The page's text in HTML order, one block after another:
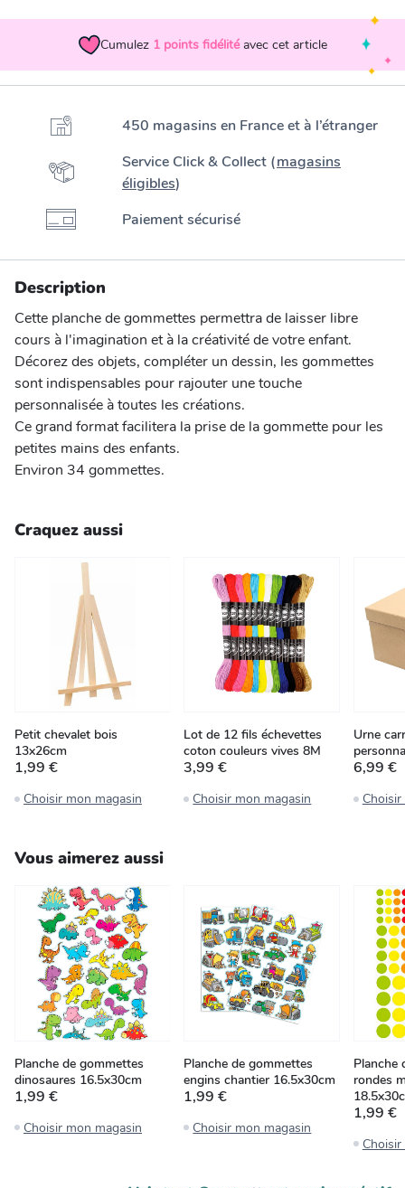
Cumulez 1 points fidélité avec cet article
450 magasins en France et à l’étranger
Service Click & Collect (magasins
éligibles)
Paiement sécurisé
Description
Cette planche de gommettes permettra de laisser libre
cours à l'imagination et à la créativité de votre enfant.
Décorez des objets, compléter un dessin, les gommettes
sont indispensables pour rajouter une touche
personnalisée à toutes les créations.
Ce grand format facilitera la prise de la gommette pour les
petites mains des enfants.
Environ 34 gommettes.
Craquez aussi
Petit chevalet bois
13x26cm
1,99 €
Choisir mon magasin
Lot de 12 fils échevettes
coton couleurs vives 8M
3,99 €
Choisir mon magasin
Urne
6,99 €
Vous aimerez aussi
Planche de gommettes
dinosaures 16.5x30cm
1,99 €
Choisir mon magasin
Planche de gommettes
engins chantier 16.5x30cm
1,99 €
Choisir mon magasin
Planche
rondes
1,99 €